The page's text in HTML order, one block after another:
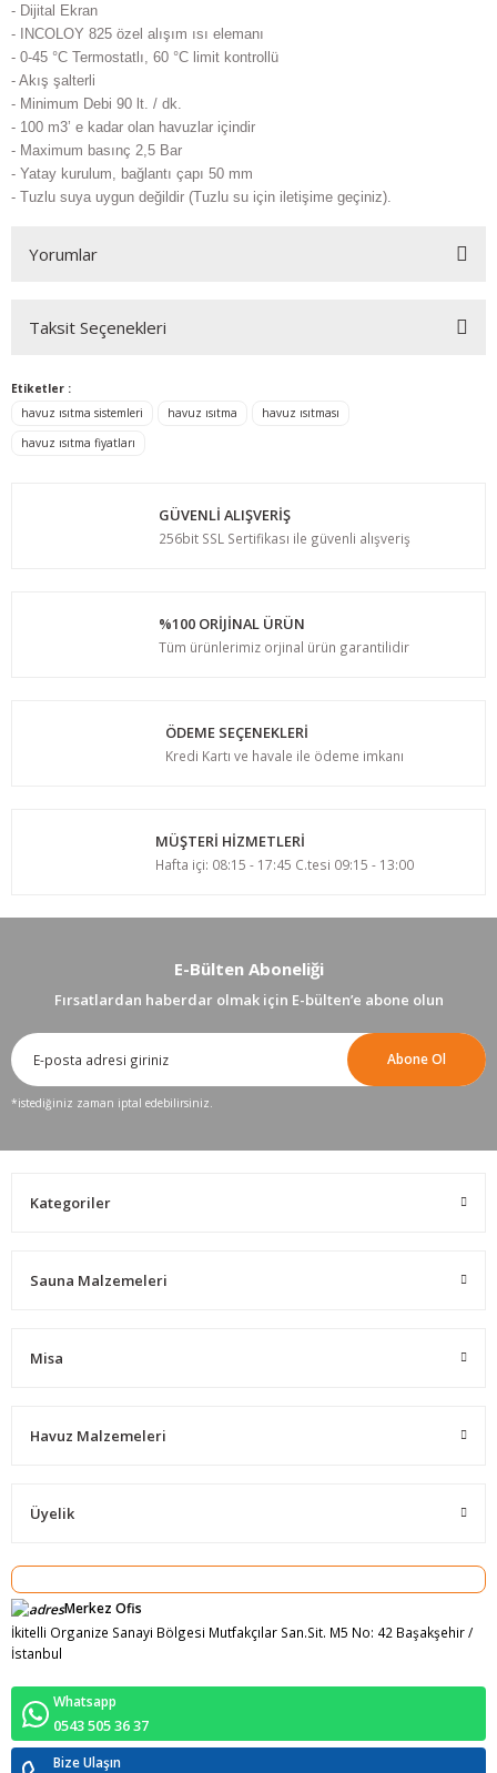
- Dijital Ekran
- INCOLOY 825 özel alışım ısı elemanı
- 0-45 °C Termostatlı, 60 °C limit kontrollü
- Akış şalterli
- Minimum Debi 90 lt. / dk.
- 100 m3’ e kadar olan havuzlar içindir
- Maximum basınç 2,5 Bar
- Yatay kurulum, bağlantı çapı 50 mm
- Tuzlu suya uygun değildir (Tuzlu su için iletişime geçiniz).
Yorumlar
Yorum Yaz
Taksit Seçenekleri
Etiketler :
havuz ısıtma sistemleri
havuz ısıtma
havuz ısıtması
havuz ısıtma fiyatları
GÜVENLİ ALIŞVERİŞ
256bit SSL Sertifikası ile güvenli alışveriş
%100 ORİJİNAL ÜRÜN
Tüm ürünlerimiz orjinal ürün garantilidir
ÖDEME SEÇENEKLERİ
Kredi Kartı ve havale ile ödeme imkanı
MÜŞTERİ HİZMETLERİ
Hafta içi: 08:15 - 17:45 C.tesi 09:15 - 13:00
E-Bülten Aboneliği
Fırsatlardan haberdar olmak için E-bülten’e abone olun
Abone Ol
*istediğiniz zaman iptal edebilirsiniz.
Kategoriler
Sauna Malzemeleri
Misa
Havuz Malzemeleri
Üyelik
Merkez Ofis
İkitelli Organize Sanayi Bölgesi Mutfakçılar San.Sit. M5 No: 42 Başakşehir /
İstanbul
Whatsapp
0543 505 36 37
Bize Ulaşın